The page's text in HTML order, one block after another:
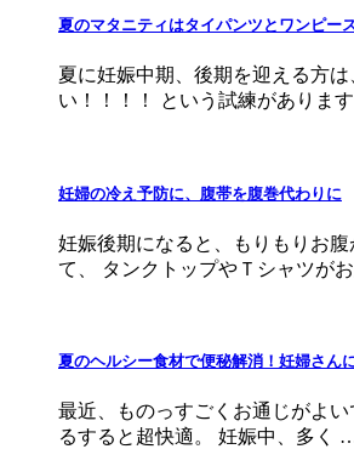
夏のマタニティはタイパンツとワンピー
夏に妊娠中期、後期を迎える方
い！！！！ という試練がありま
妊婦の冷え予防に、腹帯を腹巻代わりに
妊娠後期になると、もりもりお腹
て、 タンクトップやＴシャツが
夏のヘルシー食材で便秘解消！妊婦さん
最近、ものっすごくお通じがよ
るすると超快適。 妊娠中、多く